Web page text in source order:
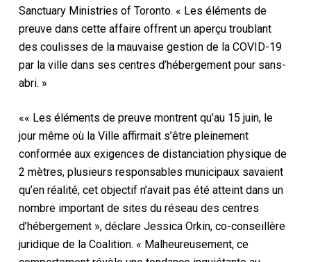
Sanctuary Ministries of Toronto. « Les éléments de
preuve dans cette affaire offrent un aperçu troublant
des coulisses de la mauvaise gestion de la COVID-19
par la ville dans ses centres d’hébergement pour sans-
abri. »
«« Les éléments de preuve montrent qu’au 15 juin, le
jour même où la Ville affirmait s’être pleinement
conformée aux exigences de distanciation physique de
2 mètres, plusieurs responsables municipaux savaient
qu’en réalité, cet objectif n’avait pas été atteint dans un
nombre important de sites du réseau des centres
d’hébergement », déclare Jessica Orkin, co-conseillère
juridique de la Coalition. « Malheureusement, ce